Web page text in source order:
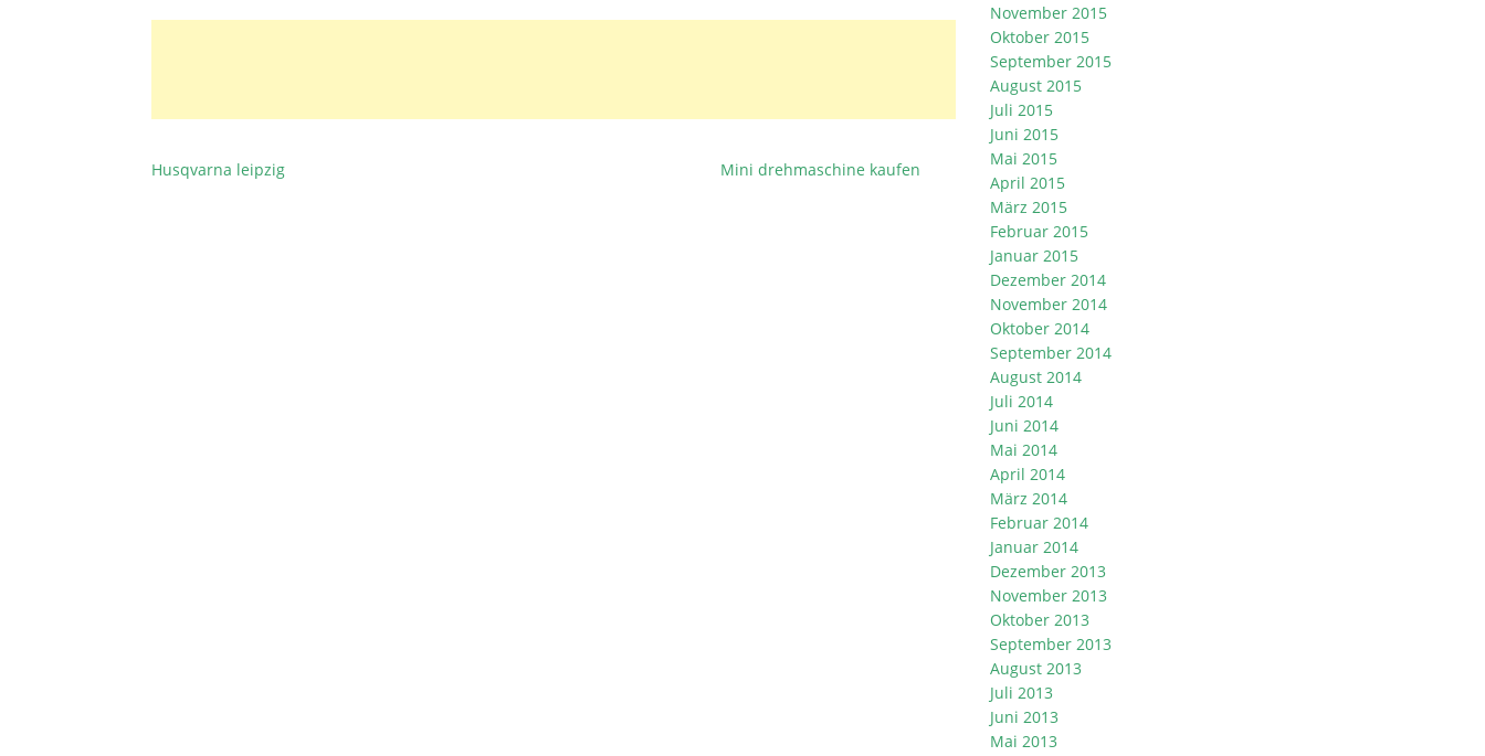
BEITRAGSNAVIGATION
Husqvarna leipzig Mini drehmaschine kaufen
November 2015
Oktober 2015
September 2015
August 2015
Juli 2015
Juni 2015
Mai 2015
April 2015
März 2015
Februar 2015
Januar 2015
Dezember 2014
November 2014
Oktober 2014
September 2014
August 2014
Juli 2014
Juni 2014
Mai 2014
April 2014
März 2014
Februar 2014
Januar 2014
Dezember 2013
November 2013
Oktober 2013
September 2013
August 2013
Juli 2013
Juni 2013
Mai 2013